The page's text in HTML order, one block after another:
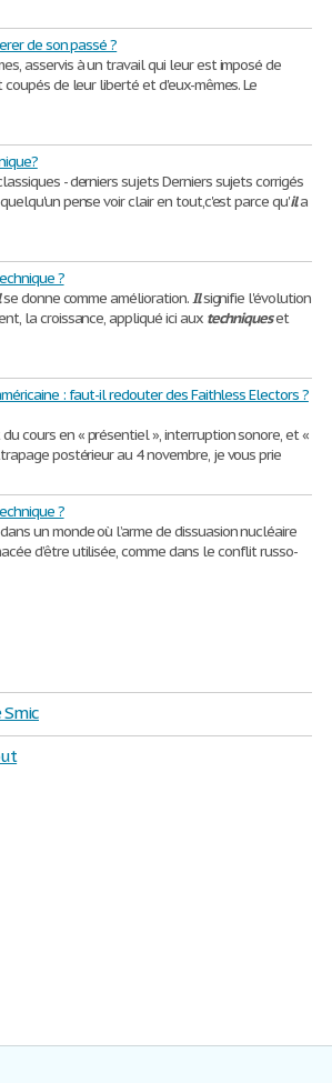
de son passé ?
asservis à un travail qui leur est imposé de
de leur liberté et d'eux-mêmes. Le
- derniers sujets Derniers sujets corrigés
pense voir clair en tout,c'est parce qu'ila
?
se donne comme amélioration.Ilsignifie l'évolution
la croissance, appliqué ici aux techniqueset
: faut-il redouter des Faithless Electors ?
cours en « présentiel », interruption sonore, et «
postérieur au 4 novembre, je vous prie
?
un monde où l’arme de dissuasion nucléaire
d’être utilisée, comme dans le conflit russo-